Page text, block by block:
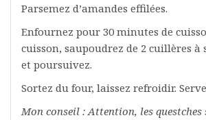
Parsemez d’amandes effilées.
Enfournez pour 30 minutes de
cuisson, saupoudrez de 2 cuillères à
et poursuivez.
Sortez du four, laissez refroidir.
Mon conseil : Attention, les questches